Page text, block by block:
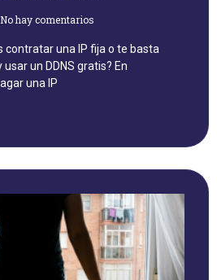
No hay comentarios
contratar una IP fija o te basta
usar un DDNS gratis? En
una IP